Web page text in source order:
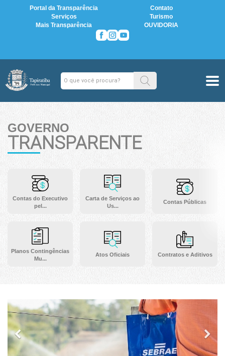
Portal da Transparência
Contato
Serviços
Turismo
Mais Transparência
OUVIDORIA
GOVERNO
TRANSPARENTE
Contas do Executivo
pel...
Planos Contingências
Mu...
Carta de Serviços ao
Us...
Atos Oficiais
Contas Públicas
Contratos e Aditivos
Previous